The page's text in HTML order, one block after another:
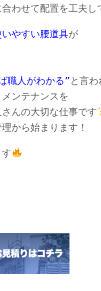
わせて配置を工夫し
やすい腰道具が
職人がわかる”と言
ンテナンスを
んの大切な仕事です
から始まります！